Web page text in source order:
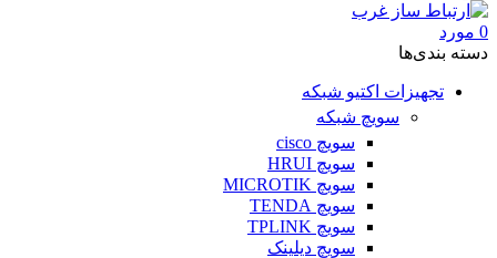
0 مورد
دسته‌ بندی‌ها
تجهیزات اکتیو شبکه
سویچ شبکه
سویچ cisco
سویچ HRUI
سویچ MICROTIK
سویچ TENDA
سویچ TPLINK
سویچ دیلینک